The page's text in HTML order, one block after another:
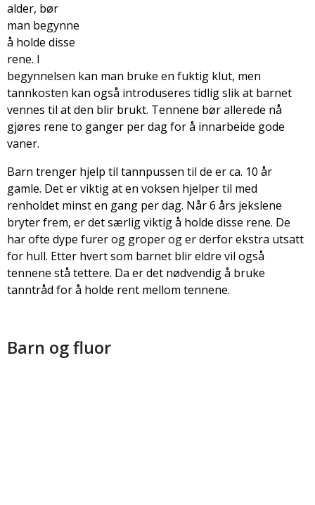
alder, bør
man begynne
å holde disse
rene. I
begynnelsen kan man bruke en fuktig klut, men
tannkosten kan også introduseres tidlig slik at barnet
vennes til at den blir brukt. Tennene bør allerede nå
gjøres rene to ganger per dag for å innarbeide gode
vaner.
Barn trenger hjelp til tannpussen til de er ca. 10 år
gamle. Det er viktig at en voksen hjelper til med
renholdet minst en gang per dag. Når 6 års jekslene
bryter frem, er det særlig viktig å holde disse rene. De
har ofte dype furer og groper og er derfor ekstra utsatt
for hull. Etter hvert som barnet blir eldre vil også
tennene stå tettere. Da er det nødvendig å bruke
tanntråd for å holde rent mellom tennene.
Barn og fluor